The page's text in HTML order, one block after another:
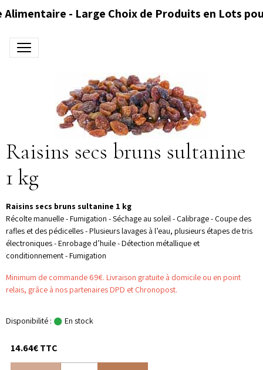
Alimentaire - Large Choix de Produits en Lots
Raisins secs bruns sultanine
1 kg
Raisins secs bruns sultanine 1 kg
Récolte manuelle - Fumigation - Séchage au soleil - Calibrage - Coupe des
rafles et des pédicelles - Plusieurs lavages à l’eau, plusieurs étapes de tris
électroniques - Enrobage d’huile - Détection métallique et
conditionnement - Fumigation
Minimum de commande 69€. Livraison gratuite à domicile ou en point
relais, grâce à nos partenaires DPD et Chronopost.
Disponibilité : En stock
14.64€ TTC